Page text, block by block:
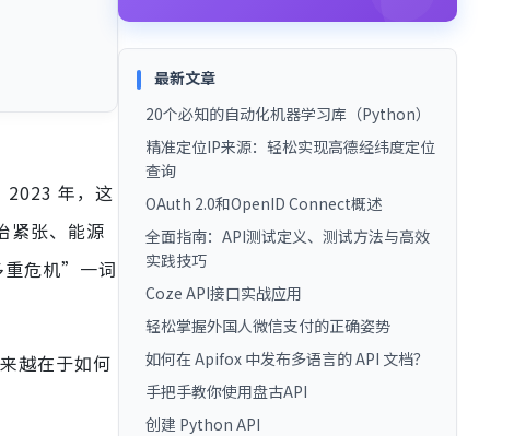
2023 年，这
紧张、能源
危机”一词
越在于如何
最新文章
20个必知的自动化机器学习库（Python）
精准定位IP来源：轻松实现高德经纬度定位
查询
OAuth 2.0和OpenID Connect概述
全面指南：API测试定义、测试方法与高效
实践技巧
Coze API接口实战应用
轻松掌握外国人微信支付的正确姿势
如何在 Apifox 中发布多语言的 API 文档？
手把手教你使用盘古API
创建 Python API